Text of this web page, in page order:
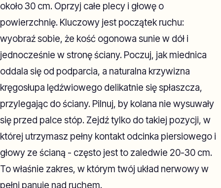
około 30 cm. Oprzyj całe plecy i głowę o
powierzchnię. Kluczowy jest początek ruchu:
wyobraź sobie, że kość ogonowa sunie w dół i
jednocześnie w stronę ściany. Poczuj, jak miednica
oddala się od podparcia, a naturalna krzywizna
kręgosłupa lędźwiowego delikatnie się spłaszcza,
przylegając do ściany. Pilnuj, by kolana nie wysuwały
się przed palce stóp. Zejdź tylko do takiej pozycji, w
której utrzymasz pełny kontakt odcinka piersiowego i
głowy ze ścianą - często jest to zaledwie 20-30 cm.
To właśnie zakres, w którym twój układ nerwowy w
pełni panuje nad ruchem.